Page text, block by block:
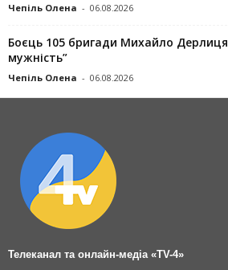
Чепіль Олена - 06.08.2026
Боєць 105 бригади Михайло
мужність”
Чепіль Олена - 06.08.2026
Телеканал та онлайн-медіа «TV-4»